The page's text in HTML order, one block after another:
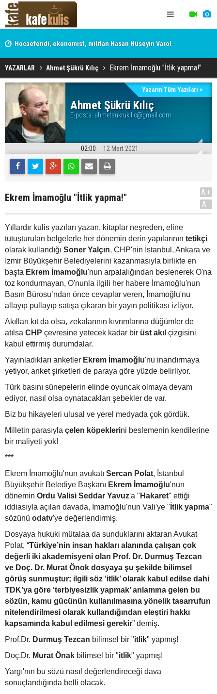
Hocaefendi, ekonomist, militan Hasan Hüseyin Varol
YAZARLAR Ahmet Şükrü Kılıç Ekrem İmamoğlu "İtlik yapma!"
Ahmet Şükrü Kılıç
E-posta: ahmetsukrukilic@gmail.com
Yazarın Tüm Yazıları >
02:00 12 Mart 2021
Ekrem İmamoğlu "İtlik yapma!"
A+
A-
Yıllardır kulis yazıları yazan, kitaplar neşreden, eline
tutuşturulan belgelerle her dönemin derin yapılarının tetikçi
olarak kullandığı Soner Yalçın, CHP'nin İstanbul, Ankara ve
İzmir Büyükşehir Belediyelerini kazanmasıyla birlikte en
başta Ekrem İmamoğlu'nun arpalalığından beslenerek O'na
toz kondurmayan, O'nunla ilgili her habere İmamoğlu'nun
Basın Bürosu’ndan önce cevaplar veren, İmamoğlu'nu
allayıp pullayıp satışa çıkaran bir yayın politikası izliyor.
Akılları kıt da olsa, zekalarının kıvrımlarına düğümler de
atılsa CHP çevresine yetecek kadar bir üst akıl çizgisini
kabul ettirmiş durumdalar.
Yayınladıkları anketler Ekrem İmamoğlu'nu inandırmaya
yetiyor, anket şirketleri de paraya göre yüzde belirliyor.
Türk basını sünepelerin elinde oyuncak olmaya devam
ediyor, nasıl olsa oynatacakları şebekler de var.
Biz bu hikayeleri ulusal ve yerel medyada çok gördük.
Milletin parasıyla çelen köpeklerini beslemenin kendilerine
bir maliyeti yok!
***
Ekrem İmamoğlu'nun avukatı Sercan Polat, İstanbul
Büyükşehir Belediye Başkanı Ekrem İmamoğlu'nun
dönemin Ordu Valisi Seddar Yavuz'a " Hakaret" ettiği
iddiasıyla açılan davada, İmamoğlu'nun Vali'ye " İtlik yapma"
sözünü odatv'ye değerlendirmiş.
Dosyaya hukuki mütalaa da sunduklarını aktaran Avukat
Polat, “Türkiye’nin insan hakları alanında çalışan çok
değerli iki akademisyeni olan Prof. Dr. Durmuş Tezcan
ve Doç. Dr. Murat Önok dosyaya şu şekilde bilimsel
görüş sunmuştur; ilgili söz ‘itlik’ olarak kabul edilse dahi
TDK’ya göre ‘terbiyesizlik yapmak’ anlamına gelen bu
sözün, kamu gücünün kullanılmasına yönelik tasarrufun
nitelendirilmesi olarak kullandığından eleştiri hakkı
kapsamında kabul edilmesi gerekir” demiş.
Prof.Dr. Durmuş Tezcan bilimsel bir "itlik" yapmış!
Doç.Dr. Murat Önak bilimsel bir "itlik" yapmış!
Yargı'nın bu sözü nasıl değerlendireceği dava
sonuçlandığında belli olacak.